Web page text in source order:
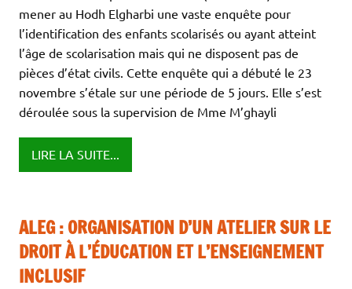
mener au Hodh Elgharbi une vaste enquête pour
l’identification des enfants scolarisés ou ayant atteint
l’âge de scolarisation mais qui ne disposent pas de
pièces d’état civils. Cette enquête qui a débuté le 23
novembre s’étale sur une période de 5 jours. Elle s’est
déroulée sous la supervision de Mme M’ghayli
LIRE LA SUITE...
ALEG : ORGANISATION D’UN ATELIER SUR LE
DROIT À L’ÉDUCATION ET L’ENSEIGNEMENT
INCLUSIF